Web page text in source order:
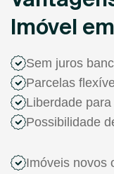
Imóvel
Sem juros
Parcelas
Liberdade
Possibilidade
Imóveis novos